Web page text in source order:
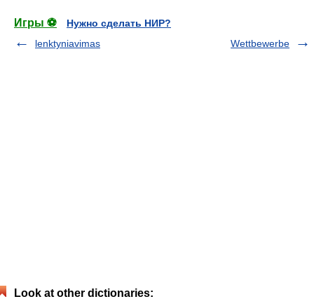
Игры ⚽
Нужно сделать НИР?
lenktyniavimas
Wettbewerbe
Look at other dictionaries: